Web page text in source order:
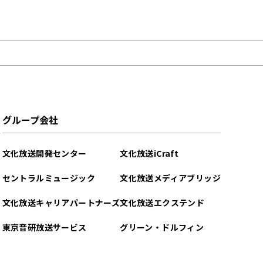
グループ会社
文化放送開発センター
セントラルミュージック
文化放送キャリアパートナーズ
東京音研放送サービス
文化放送iCraft
文化放送メディアブリッジ
文化放送エクステンド
グリーン・ドルフィン